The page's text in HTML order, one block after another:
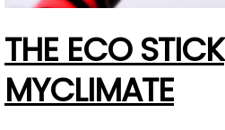
THE ECO STICK
MYCLIMATE